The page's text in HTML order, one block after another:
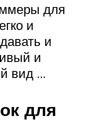
для
и
и
и
вид …
для